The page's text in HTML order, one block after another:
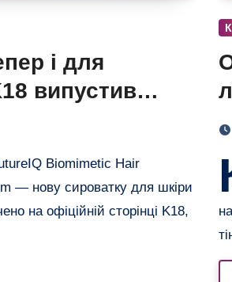
і для
випустив
FutureIQ
Biomimetic Hair
— нову сироватку для шкіри
на офіційній сторінці K18,